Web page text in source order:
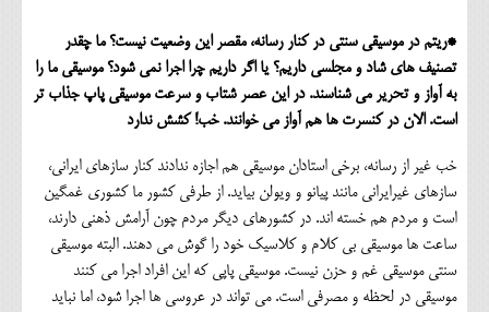
*ریتم در موسیقی سنتی در کنار رسانه، مقصر این وضعیت نیست؟ ما چقدر
تصنیف های شاد و مجلسی داریم؟ یا اگر داریم چرا اجرا نمی شود؟ موسیقی ما را
به آواز و تحریر می شناسند. در این عصر شتاب و سرعت موسیقی پاپ جذاب تر
است. الان در کنسرت ها هم آواز می خوانند. خب! کشش ندارد
خب غیر از رسانه، برخی استادان موسیقی هم اجازه ندادند کنار سازهای ایرانی،
سازهای غیرایرانی مانند پیانو و ویولن بیاید. از طرفی کشور ما کشوری غمگین
است و مردم هم خسته اند. در کشورهای دیگر مردم چون آرامش ذهنی دارند،
ساعت ها موسیقی بی کلام و کلاسیک خود را گوش می دهند. البته موسیقی
سنتی موسیقی غم و حزن نیست. موسیقی پاپی که این افراد اجرا می کنند
موسیقی در لحظه و مصرفی است. می تواند در عروسی ها اجرا شود، اما نباید